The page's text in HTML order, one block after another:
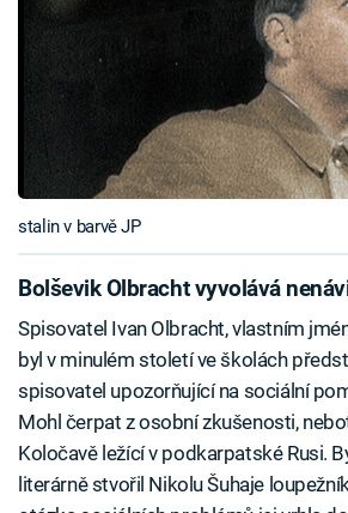
stalin v barvě JP
Bolševik Olbracht vyvolává
Spisovatel Ivan Olbracht, vlastním
byl v minulém století ve školách
spisovatel upozorňující na sociální
Mohl čerpat z osobní zkušenosti,
Koločavě ležící v podkarpatské Rusi.
literárně stvořil Nikolu Šuhaje